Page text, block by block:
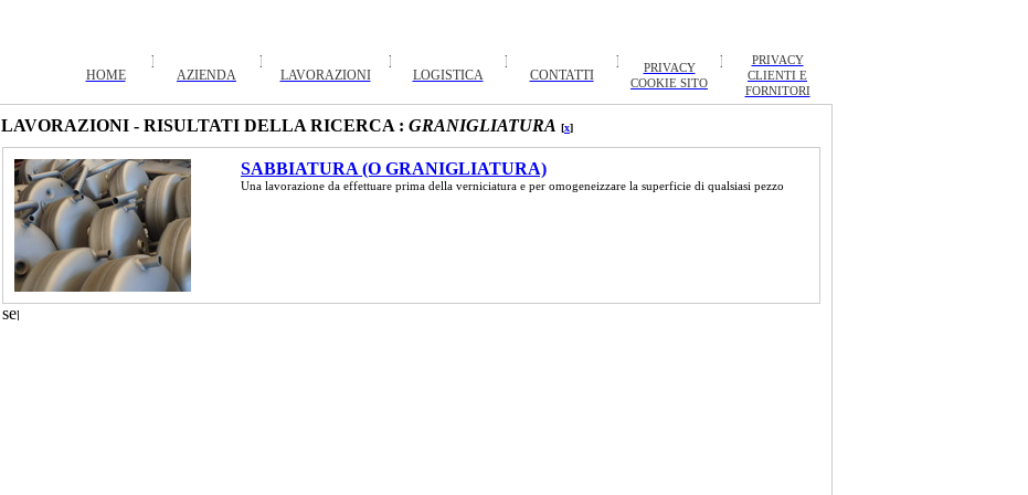
HOME AZIENDA LAVORAZIONI LOGISTICA CONTATTI
PRIVACY
COOKIE SITO
PRIVACY
CLIENTI E
FORNITORI
LAVORAZIONI - RISULTATI DELLA RICERCA : GRANIGLIATURA [x]
SABBIATURA (O GRANIGLIATURA)
Una lavorazione da effettuare prima della verniciatura e per omogeneizzare la superficie di qualsiasi pezzo